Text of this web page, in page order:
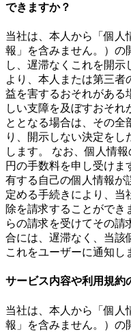
できますか？
当社は、本人から「個人
報」を含みません。）の
し、遅滞なくこれを開示
より、本人または第三者
益を害するおそれがある
しい支障を及ぼすおそれ
ととなる場合は、その全
り、開示しない決定を
します。 なお、個人情
円の手数料を申し受けま
有する自己の個人情報が
定める手続きにより、当
除を請求することができ
らの請求を受けてその請
合には、遅滞なく、当該
これをユーザーに通知し
サービス内容や利用規約
当社は、本人から「個人
報」を含みません。）の